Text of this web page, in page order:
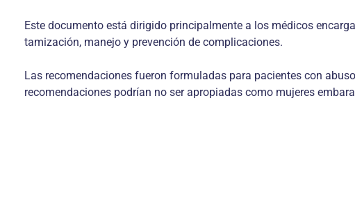
Este documento está dirigido principalmente a los médicos
tamización, manejo y prevención de complicaciones.
Las recomenda­ciones fueron formuladas para pacientes con
recomendaciones podrían no ser apropiadas como mujeres